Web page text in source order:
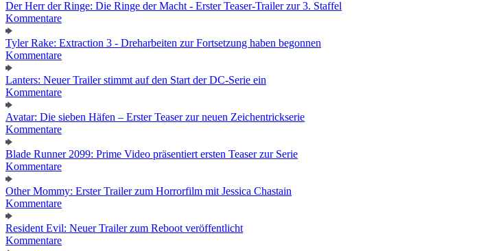
Der Herr der Ringe: Die Ringe der Macht - Erster Teaser-Trailer zur 3. Staffel
Kommentare
Tyler Rake: Extraction 3 - Dreharbeiten zur Fortsetzung haben begonnen
Kommentare
Lanters: Neuer Trailer stimmt auf den Start der DC-Serie ein
Kommentare
Avatar: Die sieben Häfen – Erster Teaser zur neuen Zeichentrickserie
Kommentare
Blade Runner 2099: Prime Video präsentiert ersten Teaser zur Serie
Kommentare
Other Mommy: Erster Trailer zum Horrorfilm mit Jessica Chastain
Kommentare
Resident Evil: Neuer Trailer zum Reboot veröffentlicht
Kommentare